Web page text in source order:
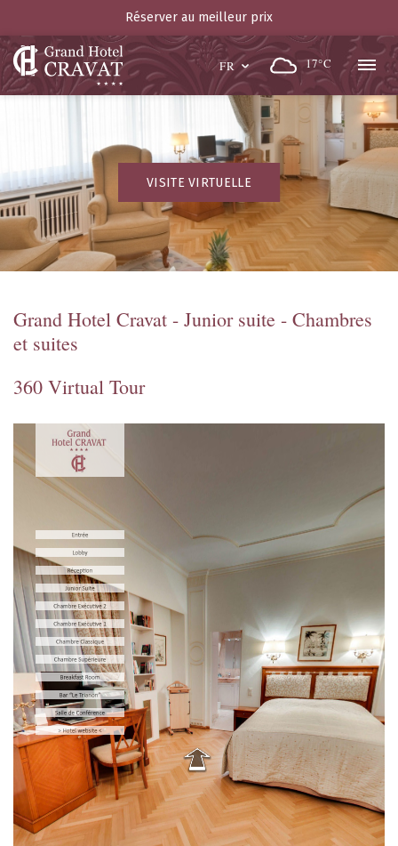
Réserver au meilleur prix
FR 17°C
VISITE VIRTUELLE
Grand Hotel Cravat - Junior suite - Chambres
et suites
360 Virtual Tour